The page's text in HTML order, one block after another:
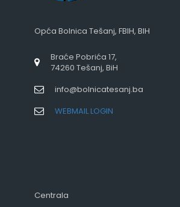
Opća Bolnica Tešanj, FBIH, BIH
Braće Pobrića 17,
74260 Tešanj, BiH
info@bolnicatesanj.ba
WEBMAIL LOGIN
Centrala